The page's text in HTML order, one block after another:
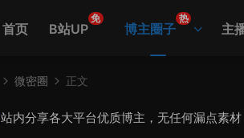
首页 B站UP
免
博主圈子
热
主
微密圈 正文
站内分享各大平台优质博主，无任何漏点素